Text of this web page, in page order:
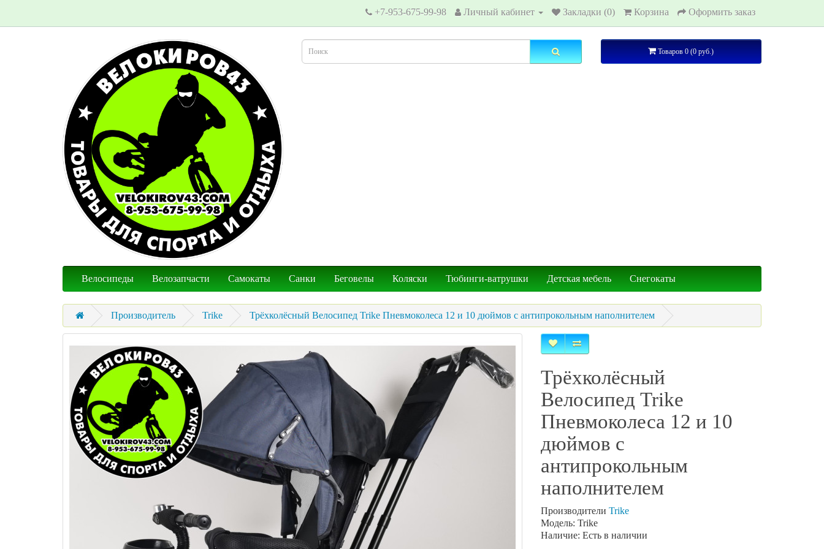
+7-953-675-99-98 Личный кабинет Закладки (0) Корзина Оформить заказ
Товаров 0 (0 руб.)
Велосипеды Велозапчасти Самокаты Санки Беговелы Коляски Тюбинги-ватрушки Детская мебель Снегокаты
Производитель Trike Трёхколёсный Велосипед Trike Пневмоколеса 12 и 10 дюймов с антипрокольным наполнителем
Трёхколёсный
Велосипед Trike
Пневмоколеса 12 и 10
дюймов с
антипрокольным
наполнителем
Производители Trike
Модель: Trike
Наличие: Есть в наличии